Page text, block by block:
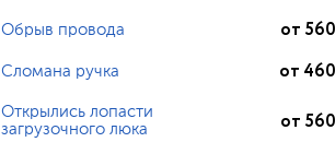
Обрыв провода от 560
Сломана ручка от 460
Открылись лопасти
загрузочного люка
от 560